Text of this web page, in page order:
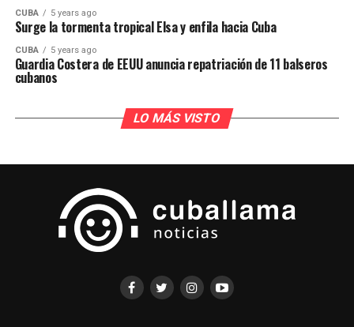
CUBA 5 years ago
Surge la tormenta tropical Elsa y enfila hacia Cuba
CUBA 5 years ago
Guardia Costera de EEUU anuncia repatriación de 11 balseros
cubanos
LO MÁS VISTO